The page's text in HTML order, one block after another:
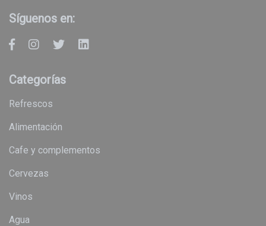
Síguenos en:
Categorías
refrescos
alimentación
cafe y complementos
cervezas
vinos
agua